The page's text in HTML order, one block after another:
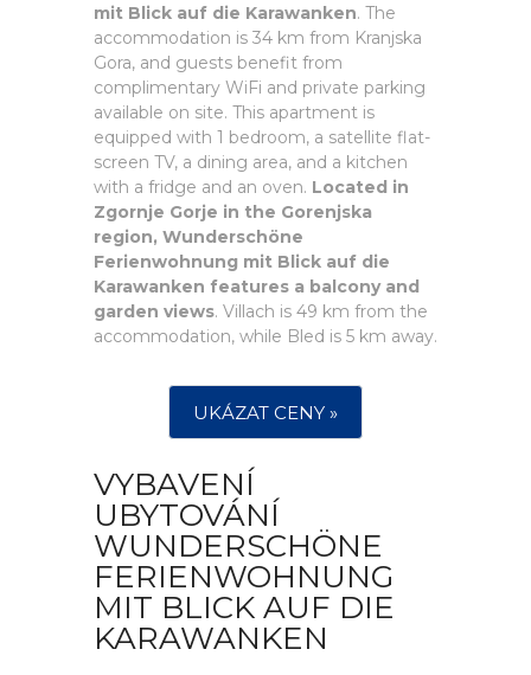
mit Blick auf die Karawanken. The
accommodation is 34 km from Kranjska
Gora, and guests benefit from
complimentary WiFi and private parking
available on site. This apartment is
equipped with 1 bedroom, a satellite flat-
screen TV, a dining area, and a kitchen
with a fridge and an oven. Located in
Zgornje Gorje in the Gorenjska
region, Wunderschöne
Ferienwohnung mit Blick auf die
Karawanken features a balcony and
garden views. Villach is 49 km from the
accommodation, while Bled is 5 km away.
UKÁZAT CENY »
VYBAVENÍ
UBYTOVÁNÍ
WUNDERSCHÖNE
FERIENWOHNUNG
MIT BLICK AUF DIE
KARAWANKEN